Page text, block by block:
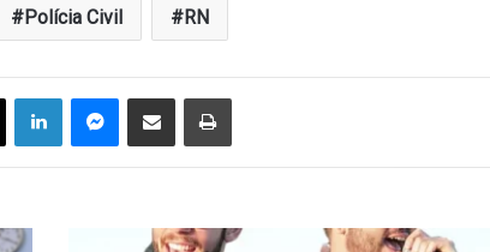
Polícia Civil RN
LinkedinMessenger
Compartilhar via e-mail Imprimir